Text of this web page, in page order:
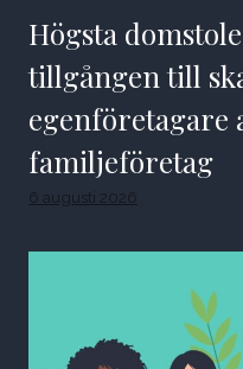
Högsta
tillgången till
egenföretagare
familjeföretag
6 augusti 2026